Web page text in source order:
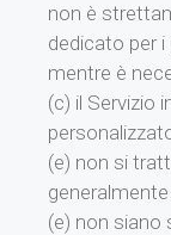
non è
dedicato per
mentre è
(c) il Servizio
(e) non si
(e) non siano